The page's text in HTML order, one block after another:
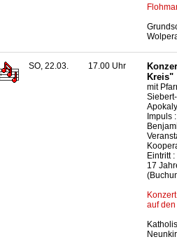
SO, 22.03. 17.00 Uhr
Kreis"
mit
Impuls
Eintritt
17
auf